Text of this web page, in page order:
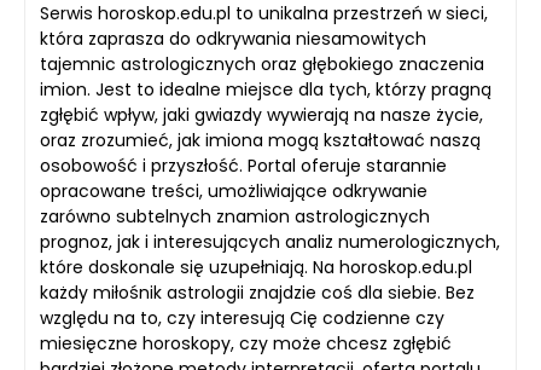
Serwis horoskop.edu.pl to unikalna przestrzeń w sieci,
która zaprasza do odkrywania niesamowitych
tajemnic astrologicznych oraz głębokiego znaczenia
imion. Jest to idealne miejsce dla tych, którzy pragną
zgłębić wpływ, jaki gwiazdy wywierają na nasze życie,
oraz zrozumieć, jak imiona mogą kształtować naszą
osobowość i przyszłość. Portal oferuje starannie
opracowane treści, umożliwiające odkrywanie
zarówno subtelnych znamion astrologicznych
prognoz, jak i interesujących analiz numerologicznych,
które doskonale się uzupełniają. Na horoskop.edu.pl
każdy miłośnik astrologii znajdzie coś dla siebie. Bez
względu na to, czy interesują Cię codzienne czy
miesięczne horoskopy, czy może chcesz zgłębić